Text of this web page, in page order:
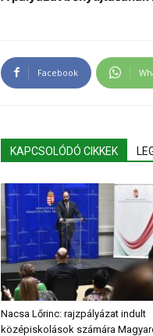
Facebook
KAPCSOLÓDÓ CIKKEK
Nacsa Lőrinc: rajzpályázat indult
középiskolások számára